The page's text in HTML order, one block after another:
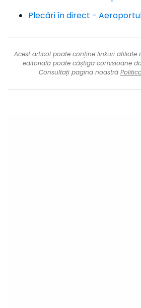
Plecări în direct -
Acest articol poate conține linkuri afiliate
editorială poate câștiga comisioane
Consultați pagina noastră